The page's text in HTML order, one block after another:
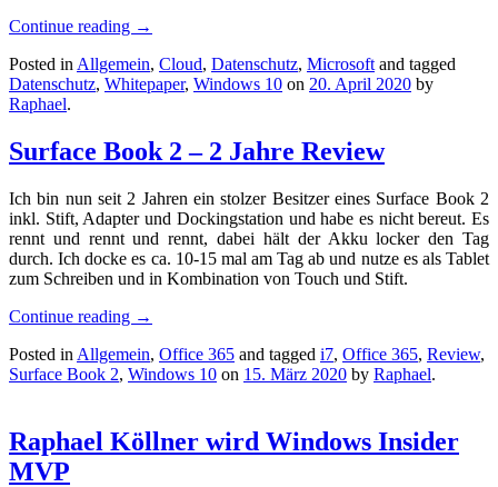
Continue reading →
Posted in Allgemein, Cloud, Datenschutz, Microsoft and tagged
Datenschutz, Whitepaper, Windows 10 on 20. April 2020 by
Raphael.
Surface Book 2 – 2 Jahre Review
Ich bin nun seit 2 Jahren ein stolzer Besitzer eines Surface Book 2
inkl. Stift, Adapter und Dockingstation und habe es nicht bereut. Es
rennt und rennt und rennt, dabei hält der Akku locker den Tag
durch. Ich docke es ca. 10-15 mal am Tag ab und nutze es als Tablet
zum Schreiben und in Kombination von Touch und Stift.
Continue reading →
Posted in Allgemein, Office 365 and tagged i7, Office 365, Review,
Surface Book 2, Windows 10 on 15. März 2020 by Raphael.
Raphael Köllner wird Windows Insider
MVP